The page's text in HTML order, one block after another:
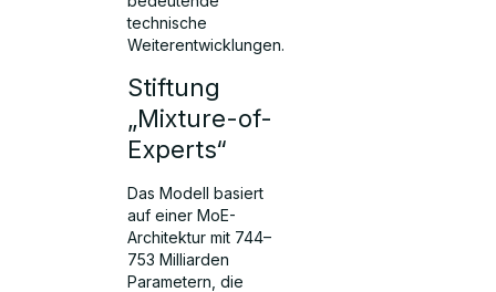
technische
Weiterentwicklungen.
Stiftung
„Mixture-of-
Experts“
Das Modell basiert
auf einer MoE-
Architektur mit 744–
753 Milliarden
Parametern, die